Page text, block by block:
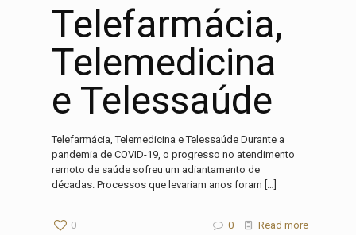
Telefarmácia,
Telemedicina
e Telessaúde
Telefarmácia, Telemedicina e Telessaúde Durante a
pandemia de COVID-19, o progresso no atendimento
remoto de saúde sofreu um adiantamento de
décadas. Processos que levariam anos foram […]
0 0 Read more